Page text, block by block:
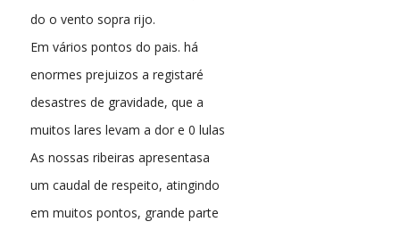
do o vento sopra rijo.
Em vários pontos do pais. há
enormes prejuizos a registaré
desastres de gravidade, que a
muitos lares levam a dor e 0 lulas
As nossas ribeiras apresentasa
um caudal de respeito, atingindo
em muitos pontos, grande parte